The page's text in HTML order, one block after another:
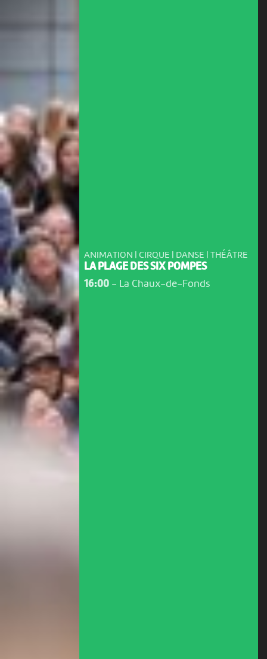
ANIMATION | CIRQUE | DANSE | THÉÂTRE
LA PLAGE DES SIX POMPES
16:00- La Chaux-de-Fonds